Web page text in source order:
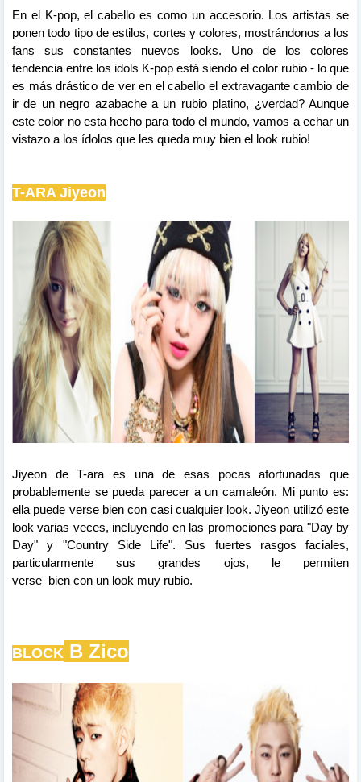
En el K-pop, el cabello es como un accesorio. Los artistas se
ponen todo tipo de estilos, cortes y colores, mostrándonos a los
fans sus constantes nuevos looks. Uno de los colores
tendencia entre los idols K-pop está siendo el color rubio - lo que
es más drástico de ver en el cabello el extravagante cambio de
ir de un negro azabache a un rubio platino, ¿verdad? Aunque
este color no esta hecho para todo el mundo, vamos a echar un
vistazo a los ídolos que les queda muy bien el look rubio!
T-ARA Jiyeon
Jiyeon de T-ara es una de esas pocas afortunadas que
probablemente se pueda parecer aun camaleón. Mi punto es:
ella puede verse bien con casi cualquier look. Jiyeon utilizó este
look varias veces, incluyendo enlas promociones para "Day by
Day" y "Country Side Life". Sus fuertes rasgos faciales,
particularmente sus grandes ojos, le permiten
verse bien con un look muy rubio.
BLOCK B Zico